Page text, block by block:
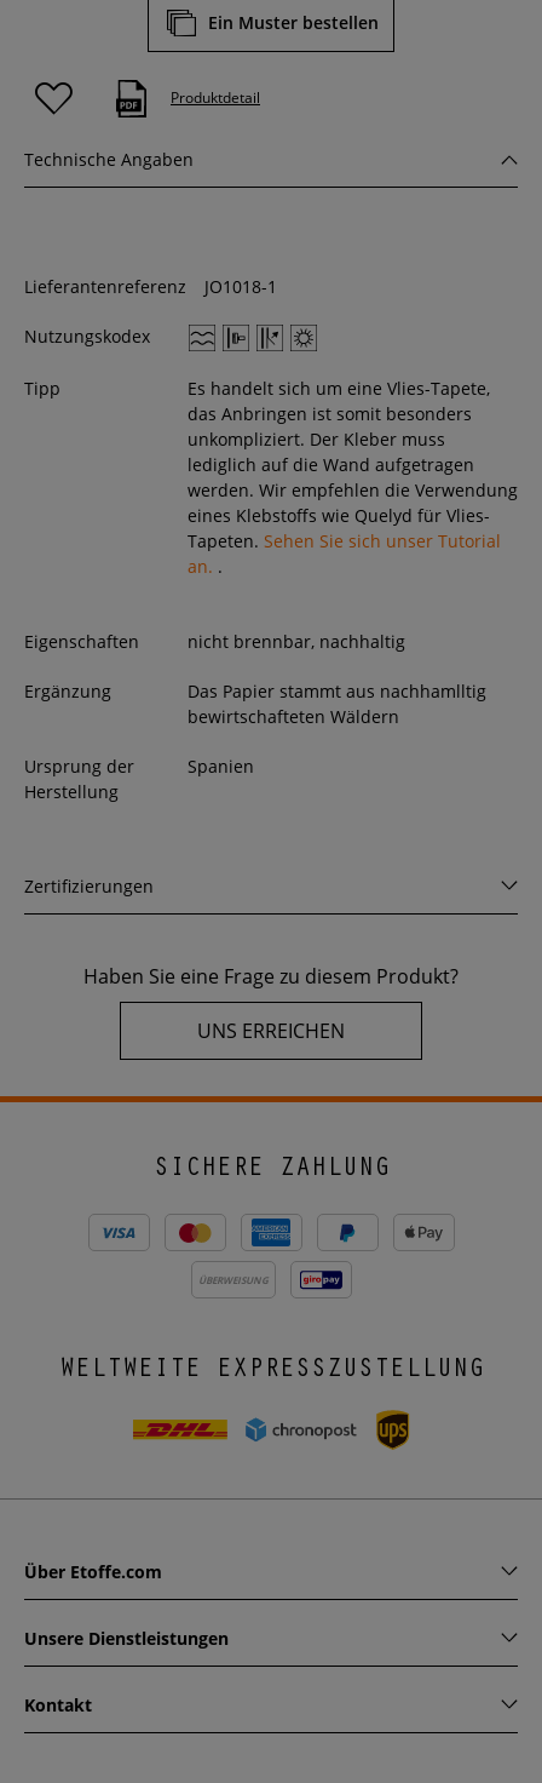
Ein Muster bestellen
Produktdetail
Technische Angaben
Lieferantenreferenz JO1018-1
Nutzungskodex
Tipp
Es handelt sich um eine Vlies-Tapete,
das Anbringen ist somit besonders
unkompliziert. Der Kleber muss
lediglich auf die Wand aufgetragen
werden. Wir empfehlen die Verwendung
eines Klebstoffs wie Quelyd für Vlies-
Tapeten. Sehen Sie sich unser Tutorial
an. .
Eigenschaften nicht brennbar, nachhaltig
Ergänzung
Das Papier stammt aus nachhamlltig
bewirtschafteten Wäldern
Ursprung der
Herstellung
Spanien
Zertifizierungen
Haben Sie eine Frage zu diesem Produkt?
UNS ERREICHEN
SICHERE ZAHLUNG
ÜBERWEISUNG
WELTWEITE EXPRESSZUSTELLUNG
Über Etoffe.com
Unsere Dienstleistungen
Kontakt